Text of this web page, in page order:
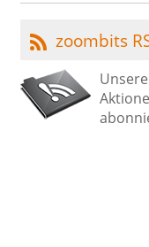
zoombits